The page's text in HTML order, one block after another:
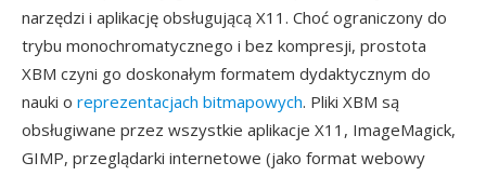
narzędzi i aplikację obsługującą X11. Choć ograniczony do
trybu monochromatycznego i bez kompresji, prostota
XBM czyni go doskonałym formatem dydaktycznym do
nauki o reprezentacjach bitmapowych. Pliki XBM są
obsługiwane przez wszystkie aplikacje X11, ImageMagick,
GIMP, przeglądarki internetowe (jako format webowy